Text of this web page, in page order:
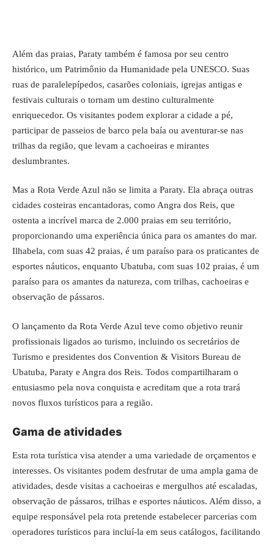
Além das praias, Paraty também é famosa por seu centro
histórico, um Patrimônio da Humanidade pela UNESCO. Suas
ruas de paralelepípedos, casarões coloniais, igrejas antigas e
festivais culturais o tornam um destino culturalmente
enriquecedor. Os visitantes podem explorar a cidade a pé,
participar de passeios de barco pela baía ou aventurar-se nas
trilhas da região, que levam a cachoeiras e mirantes
deslumbrantes.
Mas a Rota Verde Azul não se limita a Paraty. Ela abraça outras
cidades costeiras encantadoras, como Angra dos Reis, que
ostenta a incrível marca de 2.000 praias em seu território,
proporcionando uma experiência única para os amantes do mar.
Ilhabela, com suas 42 praias, é um paraíso para os praticantes de
esportes náuticos, enquanto Ubatuba, com suas 102 praias, é um
paraíso para os amantes da natureza, com trilhas, cachoeiras e
observação de pássaros.
O lançamento da Rota Verde Azul teve como objetivo reunir
profissionais ligados ao turismo, incluindo os secretários de
Turismo e presidentes dos Convention & Visitors Bureau de
Ubatuba, Paraty e Angra dos Reis. Todos compartilharam o
entusiasmo pela nova conquista e acreditam que a rota trará
novos fluxos turísticos para a região.
Gama de atividades
Esta rota turística visa atender a uma variedade de orçamentos e
interesses. Os visitantes podem desfrutar de uma ampla gama de
atividades, desde visitas a cachoeiras e mergulhos até escaladas,
observação de pássaros, trilhas e esportes náuticos. Além disso, a
equipe responsável pela rota pretende estabelecer parcerias com
operadores turísticos para incluí-la em seus catálogos, facilitando